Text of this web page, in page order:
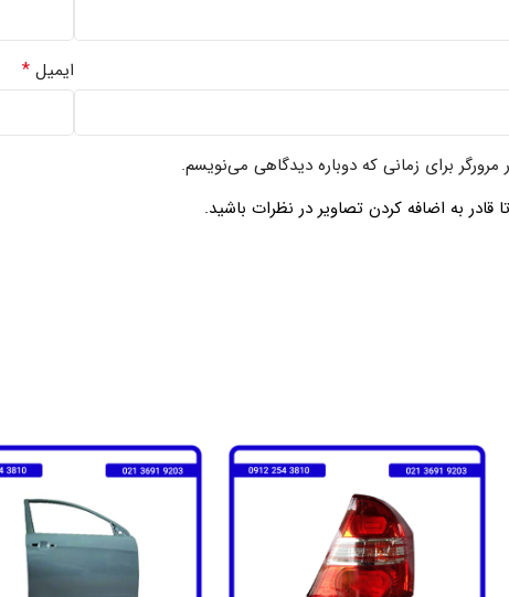
ایمیل *
برای زمانی که دوباره دیدگاهی می‌نویسم.
به اضافه کردن تصاویر در نظرات باشید.